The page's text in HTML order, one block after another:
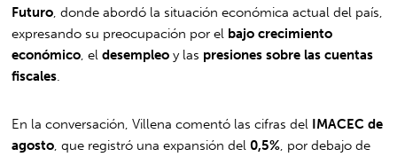
Futuro , donde abordó la situación económica actual del país,
expresando su preocupación por el bajo crecimiento
económico , eldesempleo y las presiones sobre las cuentas
fiscales
En la conversación, Villena comentó las cifras del IMACEC de
agosto , que registró una expansión del0,5% , por debajo de